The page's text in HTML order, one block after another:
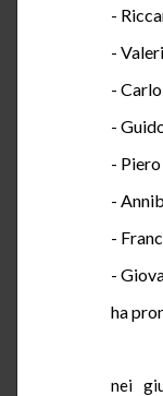
-
-
-
-
-
-
-
-
ha
nei